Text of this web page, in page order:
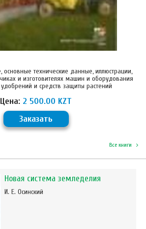
технические данные, иллюстрации,
и изготовителях машин и оборудования
и средств защиты растений
Цена: 2 500.00 KZT
Заказать
Все книги
Новая система земледелия
И. Е. Осинский